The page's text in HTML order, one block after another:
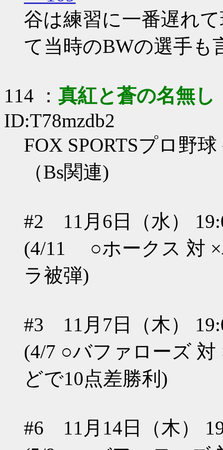
谷は練習に一番遅れ
て当時のBWの選手も
114 ： 真紅と蒼の名無し
ID:T78mzdb2
FOX SPORTSプロ野
（Bs関連)
#2 11月6日（水）
(4/11 ○ホークス 対
ラ被弾)
#3 11月7日（木）
(4/7 ○バファローズ
どで10点差勝利)
#6 11月14日（木）